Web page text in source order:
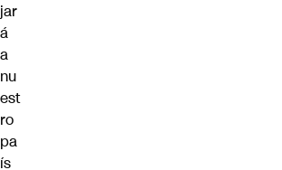
jar
á
a
nu
est
ro
pa
ís